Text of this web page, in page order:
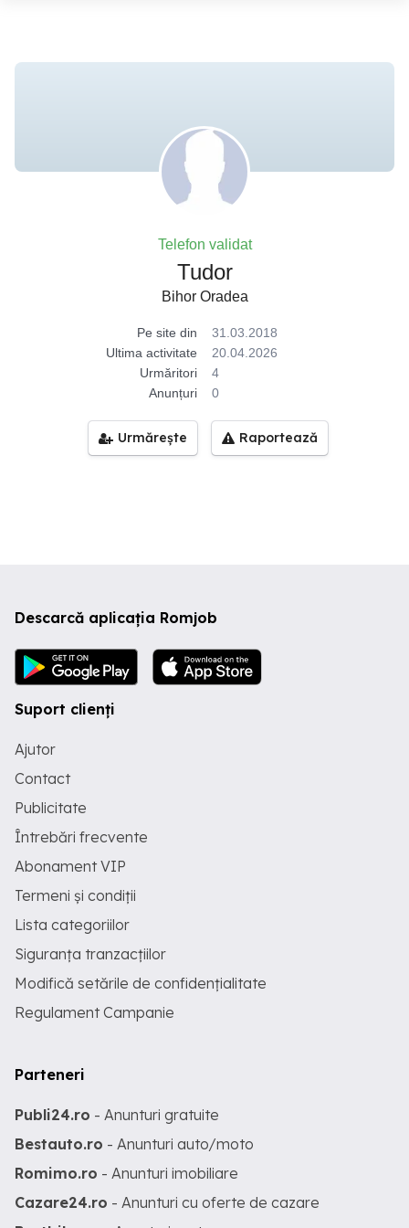
Telefon validat
Tudor
Bihor Oradea
Pe site din
31.03.2018
Ultima activitate
20.04.2026
Urmăritori
4
Anunțuri
0
Urmărește Raportează
Descarcă aplicația Romjob
Suport clienți
Ajutor
Contact
Publicitate
Întrebări frecvente
Abonament VIP
Termeni și condiții
Lista categoriilor
Siguranța tranzacțiilor
Modifică setările de confidențialitate
Regulament Campanie
Parteneri
Publi24.ro - Anunturi gratuite
Bestauto.ro - Anunturi auto/moto
Romimo.ro - Anunturi imobiliare
Cazare24.ro - Anunturi cu oferte de cazare